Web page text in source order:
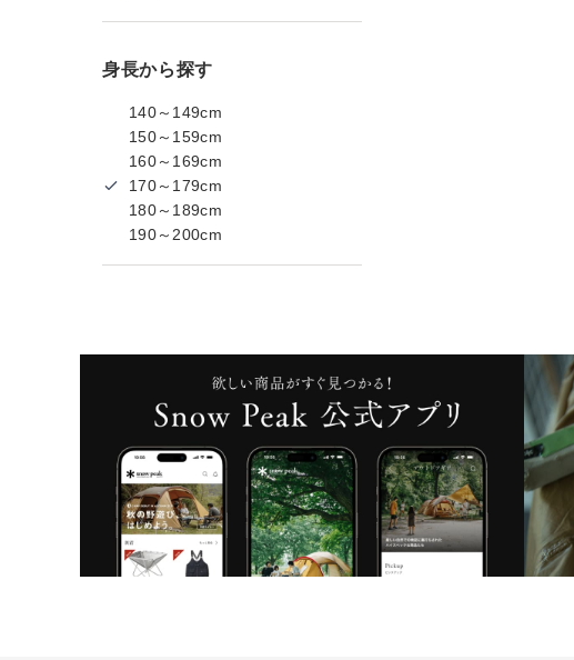
身長から探す
140～149cm
150～159cm
160～169cm
170～179cm
180～189cm
190～200cm